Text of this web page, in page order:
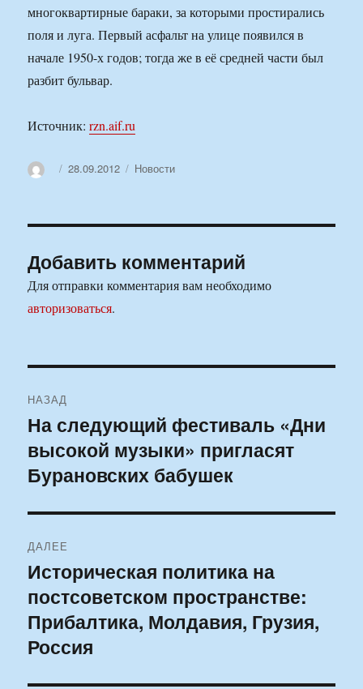
многоквартирные бараки, за которыми простирались
поля и луга. Первый асфальт на улице появился в
начале 1950-х годов; тогда же в её средней части был
разбит бульвар.
Источник:rzn.aif.ru
АвторОпубликовано
28.09.2012 Рубрики
Новости
Добавить комментарий
Для отправки комментария вам необходимо
авторизоваться.
по
записям
НАЗАД
Предыдущая
запись:
На следующий фестиваль «Дни
высокой музыки» пригласят
Бурановских бабушек
ДАЛЕЕ
Следующая
запись:
Историческая политика на
постсоветском пространстве:
Прибалтика, Молдавия, Грузия,
Россия